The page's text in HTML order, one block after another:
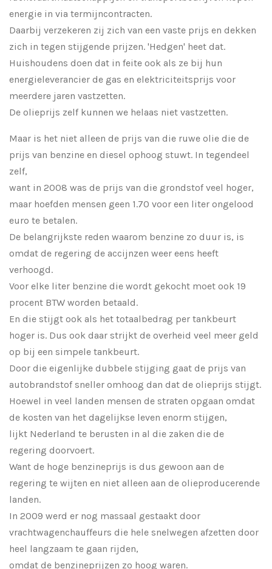
energie in via termijncontracten.
Daarbij verzekeren zij zich van een vaste prijs en dekken
zich in tegen stijgende prijzen. 'Hedgen' heet dat.
Huishoudens doen dat in feite ook als ze bij hun
energieleverancier de gas en elektriciteitsprijs voor
meerdere jaren vastzetten.
De olieprijs zelf kunnen we helaas niet vastzetten.
Maar is het niet alleen de prijs van die ruwe olie die de
prijs van benzine en diesel ophoog stuwt. In tegendeel
zelf,
want in 2008 was de prijs van die grondstof veel hoger,
maar hoefden mensen geen 1.70 voor een liter ongelood
euro te betalen.
De belangrijkste reden waarom benzine zo duur is, is
omdat de regering de accijnzen weer eens heeft
verhoogd.
Voor elke liter benzine die wordt gekocht moet ook 19
procent BTW worden betaald.
En die stijgt ook als het totaalbedrag per tankbeurt
hoger is. Dus ook daar strijkt de overheid veel meer geld
op bij een simpele tankbeurt.
Door die eigenlijke dubbele stijging gaat de prijs van
autobrandstof sneller omhoog dan dat de olieprijs stijgt.
Hoewel in veel landen mensen de straten opgaan omdat
de kosten van het dagelijkse leven enorm stijgen,
lijkt Nederland te berusten in al die zaken die de
regering doorvoert.
Want de hoge benzineprijs is dus gewoon aan de
regering te wijten en niet alleen aan de olieproducerende
landen.
In 2009 werd er nog massaal gestaakt door
vrachtwagenchauffeurs die hele snelwegen afzetten door
heel langzaam te gaan rijden,
omdat de benzineprijzen zo hoog waren.